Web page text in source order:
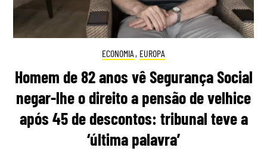
ECONOMIA , EUROPA
Homem de 82 anos vê Segurança Social
negar-lhe o direito a pensão de velhice
após 45 de descontos: tribunal teve a
‘última palavra’